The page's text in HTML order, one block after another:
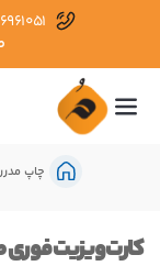
چاپ
کارت ویزیت